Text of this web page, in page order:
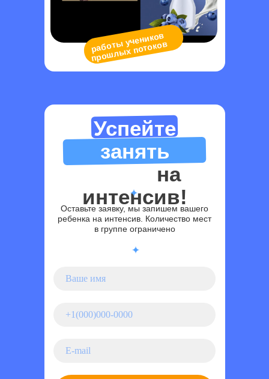
работ
ы учеников
про
шл
ых потоков
Оставьте заявку, мы запишем вашего
ребенка на интенсив. Количество мест
в группе ограничено
Успейте
занять
на
интенсив!